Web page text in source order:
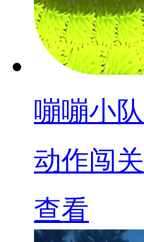
嘣嘣小队
动作闯关
查看